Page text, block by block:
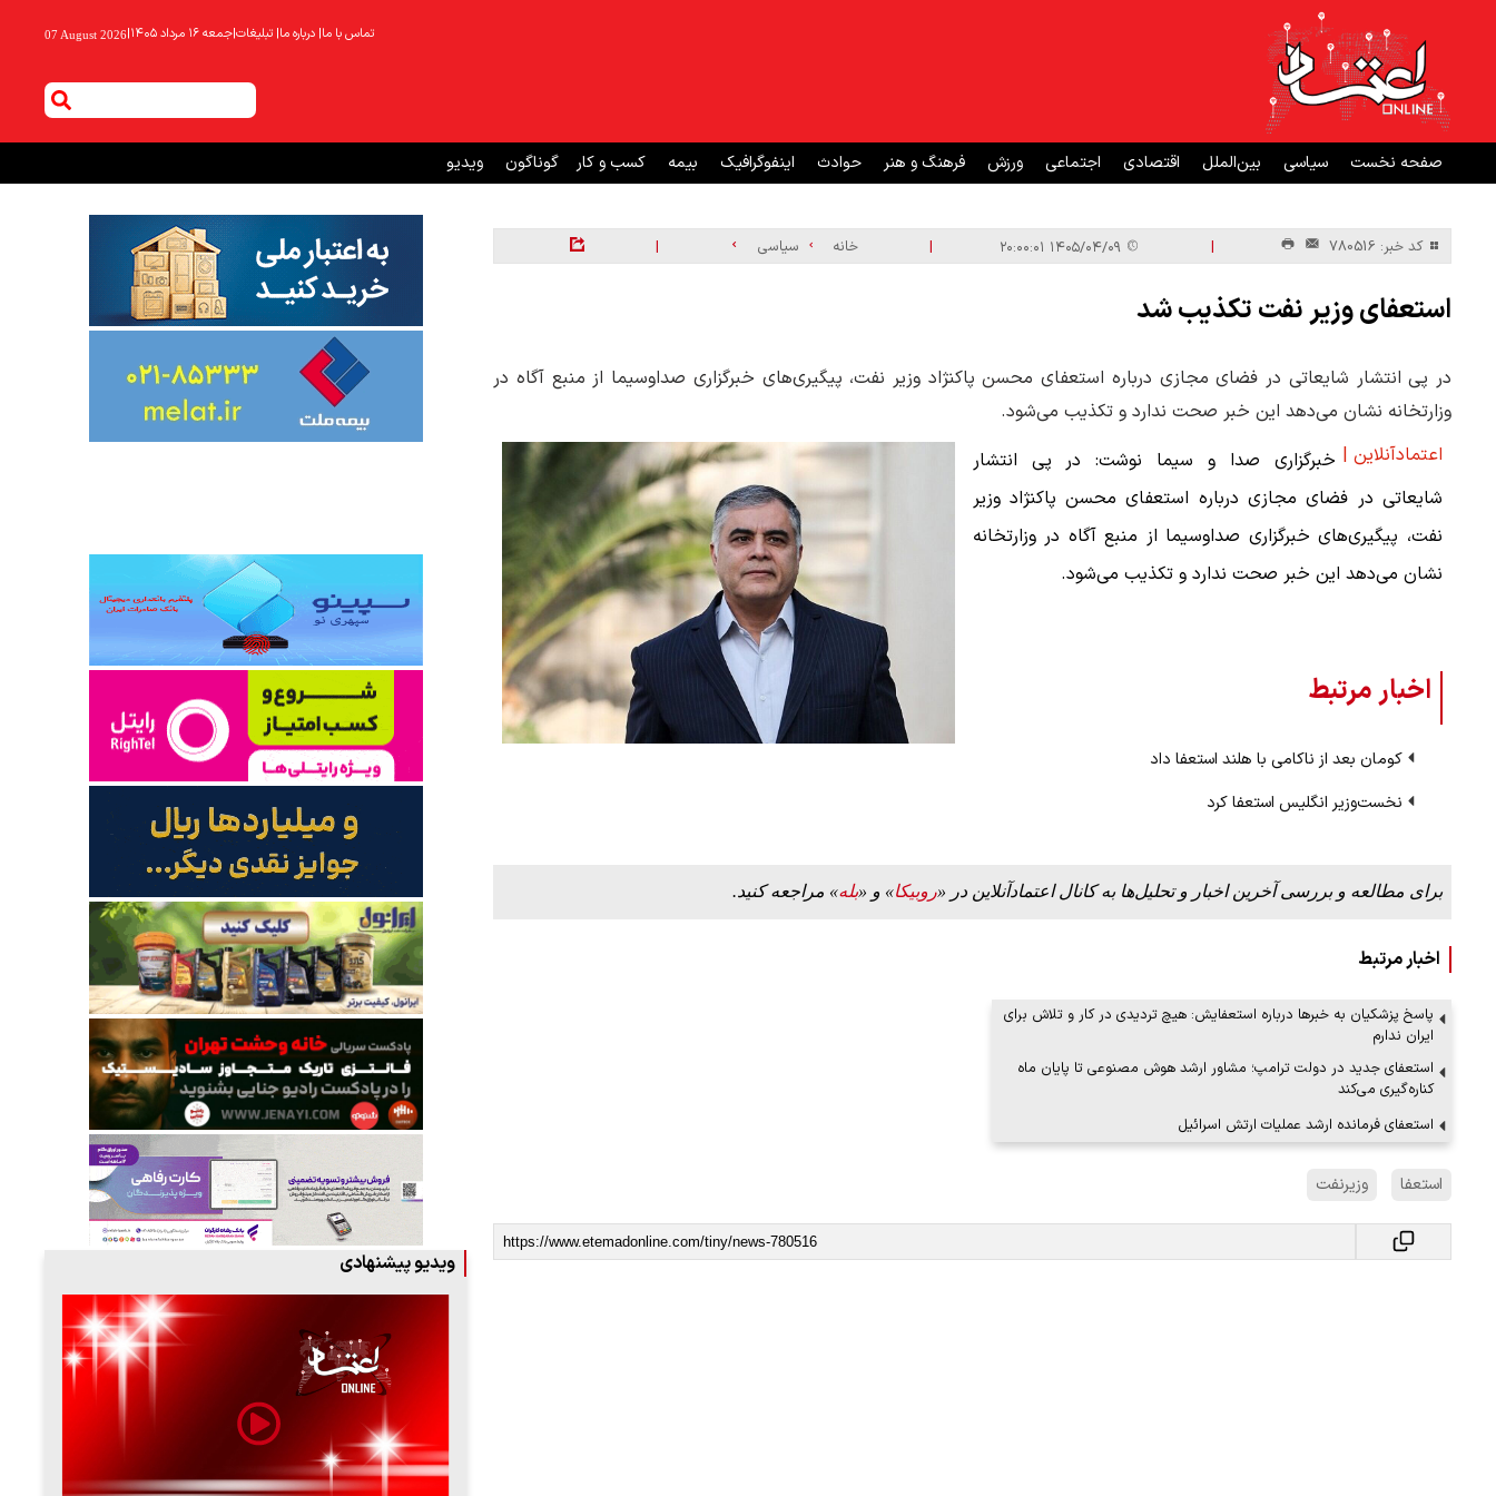
تماس با ما| درباره ما| تبلیغات|جمعه ۱۶ مرداد ۱۴۰۵ |
07 August 2026
صفحه نخست سیاسی بین‌الملل اقتصادی اجتماعی ورزش فرهنگ و هنر حوادث اینفوگرافیک بیمه کسب و کار گوناگون ویدیو
کد خبر: 780516 |
| خانه سیاسی |
استعفای وزیر نفت تکذیب شد
در پی انتشار شایعاتی در فضای مجازی درباره استعفای محسن پاکنژاد وزیر نفت، پیگیری‌های خبرگزاری صداوسیما از منبع آگاه در
وزارتخانه نشان می‌دهد این خبر صحت ندارد و تکذیب می‌شود.
اعتمادآنلاین | خبرگزاری صدا و سیما نوشت: در پی انتشار
شایعاتی در فضای مجازی درباره استعفای محسن پاکنژاد وزیر
نفت، پیگیری‌های خبرگزاری صداوسیما از منبع آگاه در وزارتخانه
نشان می‌دهد این خبر صحت ندارد و تکذیب می‌شود.
اخبار مرتبط
کومان بعد از ناکامی با هلند استعفا داد
نخست‌وزیر انگلیس استعفا کرد
برای مطالعه و بررسی آخرین اخبار و تحلیل‌ها به کانال اعتمادآنلاین در «روبیکا» و «بله» مراجعه کنید.
اخبار مرتبط
پاسخ پزشکیان به خبرها درباره استعفایش: هیچ تردیدی در کار و تلاش برای
ایران ندارم
استعفای جدید در دولت ترامپ؛ مشاور ارشد هوش مصنوعی تا پایان ماه
کناره‌گیری می‌کند
استعفای فرمانده ارشد عملیات ارتش اسرائیل
استعفا وزیرنفت
ویدیو پیشنهادی